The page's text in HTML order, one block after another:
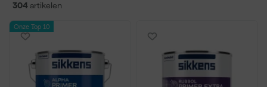
304 artikelen
Onze Top 10